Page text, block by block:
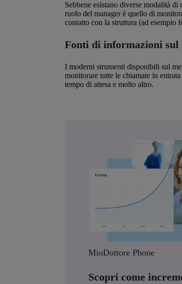
Sebbene esistano diverse modalità
ruolo del manager è quello di
contatto con la struttura (ad esempio
Fonti di informazioni sul
I moderni strumenti disponibili sul
monitorare tutte le chiamate in
tempo di attesa e molto altro.
MioDottore Phone
Scopri come